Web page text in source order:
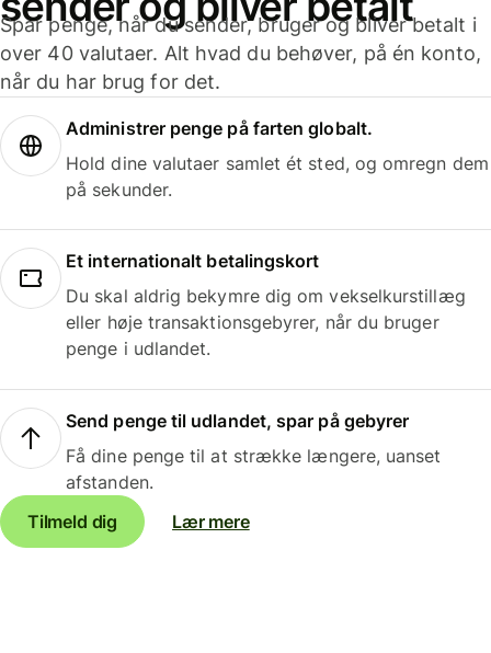
Spar penge, når du sender, bruger og bliver betalt i
over 40 valutaer. Alt hvad du behøver, på én konto,
når du har brug for det.
Administrer penge på farten globalt.
Hold dine valutaer samlet ét sted, og omregn dem
på sekunder.
Et internationalt betalingskort
Du skal aldrig bekymre dig om vekselkurstillæg
eller høje transaktionsgebyrer, når du bruger
penge i udlandet.
Send penge til udlandet, spar på gebyrer
Få dine penge til at strække længere, uanset
afstanden.
Tilmeld dig
Lær mere